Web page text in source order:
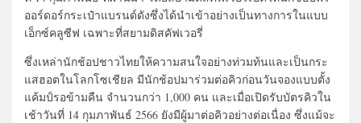
ออร์ดอร์กระเป๋าแบรนด์ดังซึ่งได้นำเข้าอย่างเป็นทางการในแบบ
เอ็กซ์คลูซีฟ เฉพาะที่สยามดิสคัฟเวอรี่
ซึ่งเหล่านักช้อปชาวไทยให้ความสนใจอย่างท่วมท้นและเป็นกระ
แสฮอตในโลกโซเชียล มีนักช้อปมาร่วมต่อคิวก่อนวันจองแบบตั้ง
แค้มป์รอข้ามคืน จำนวนกว่า 1,000 คน และเมื่อเปิดรับบัตรคิวใน
เช้าวันที่ 14 กุมภาพันธ์ 2566 ยังมีผู้มาต่อคิวอย่างต่อเนื่อง ซึ่งแม้จะ